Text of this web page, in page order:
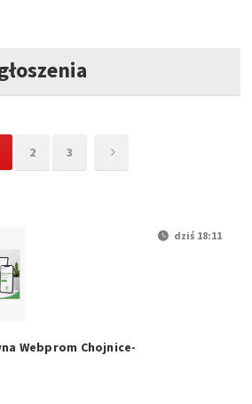
2 3
dziś 18:11
Webprom Chojnice-